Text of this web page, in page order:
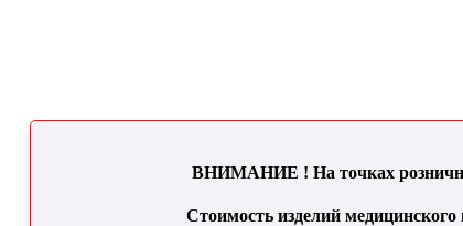
ВНИМАНИЕ ! На точках
Стоимость изделий